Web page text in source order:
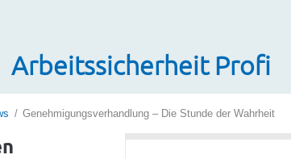
Arbeitssicherheit Profi
Genehmigungsverhandlung – Die Stunde der Wahrheit